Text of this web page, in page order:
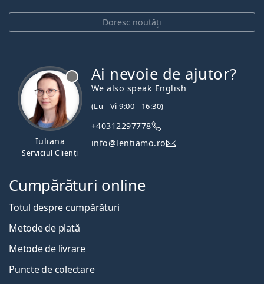
Doresc noutăți
Iuliana
Serviciul Clienți
Ai nevoie de ajutor?
We also speak English
(Lu - Vi 9:00 - 16:30)
+40312297778
info@lentiamo.ro
Cumpărături online
Totul despre cumpărături
Metode de plată
Metode de livrare
Puncte de colectare